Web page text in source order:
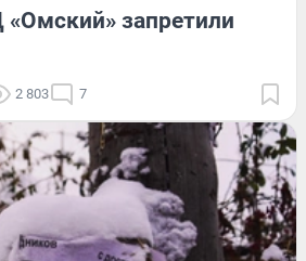
«Омский» запретили
2 803 7